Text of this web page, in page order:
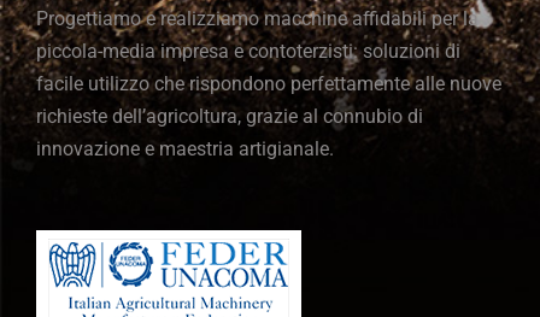
Progettiamo e realizziamo macchine affidabili per la
piccola-media impresa e contoterzisti: soluzioni di
facile utilizzo che rispondono perfettamente alle nuove
richieste dell’agricoltura, grazie al connubio di
innovazione e maestria artigianale.